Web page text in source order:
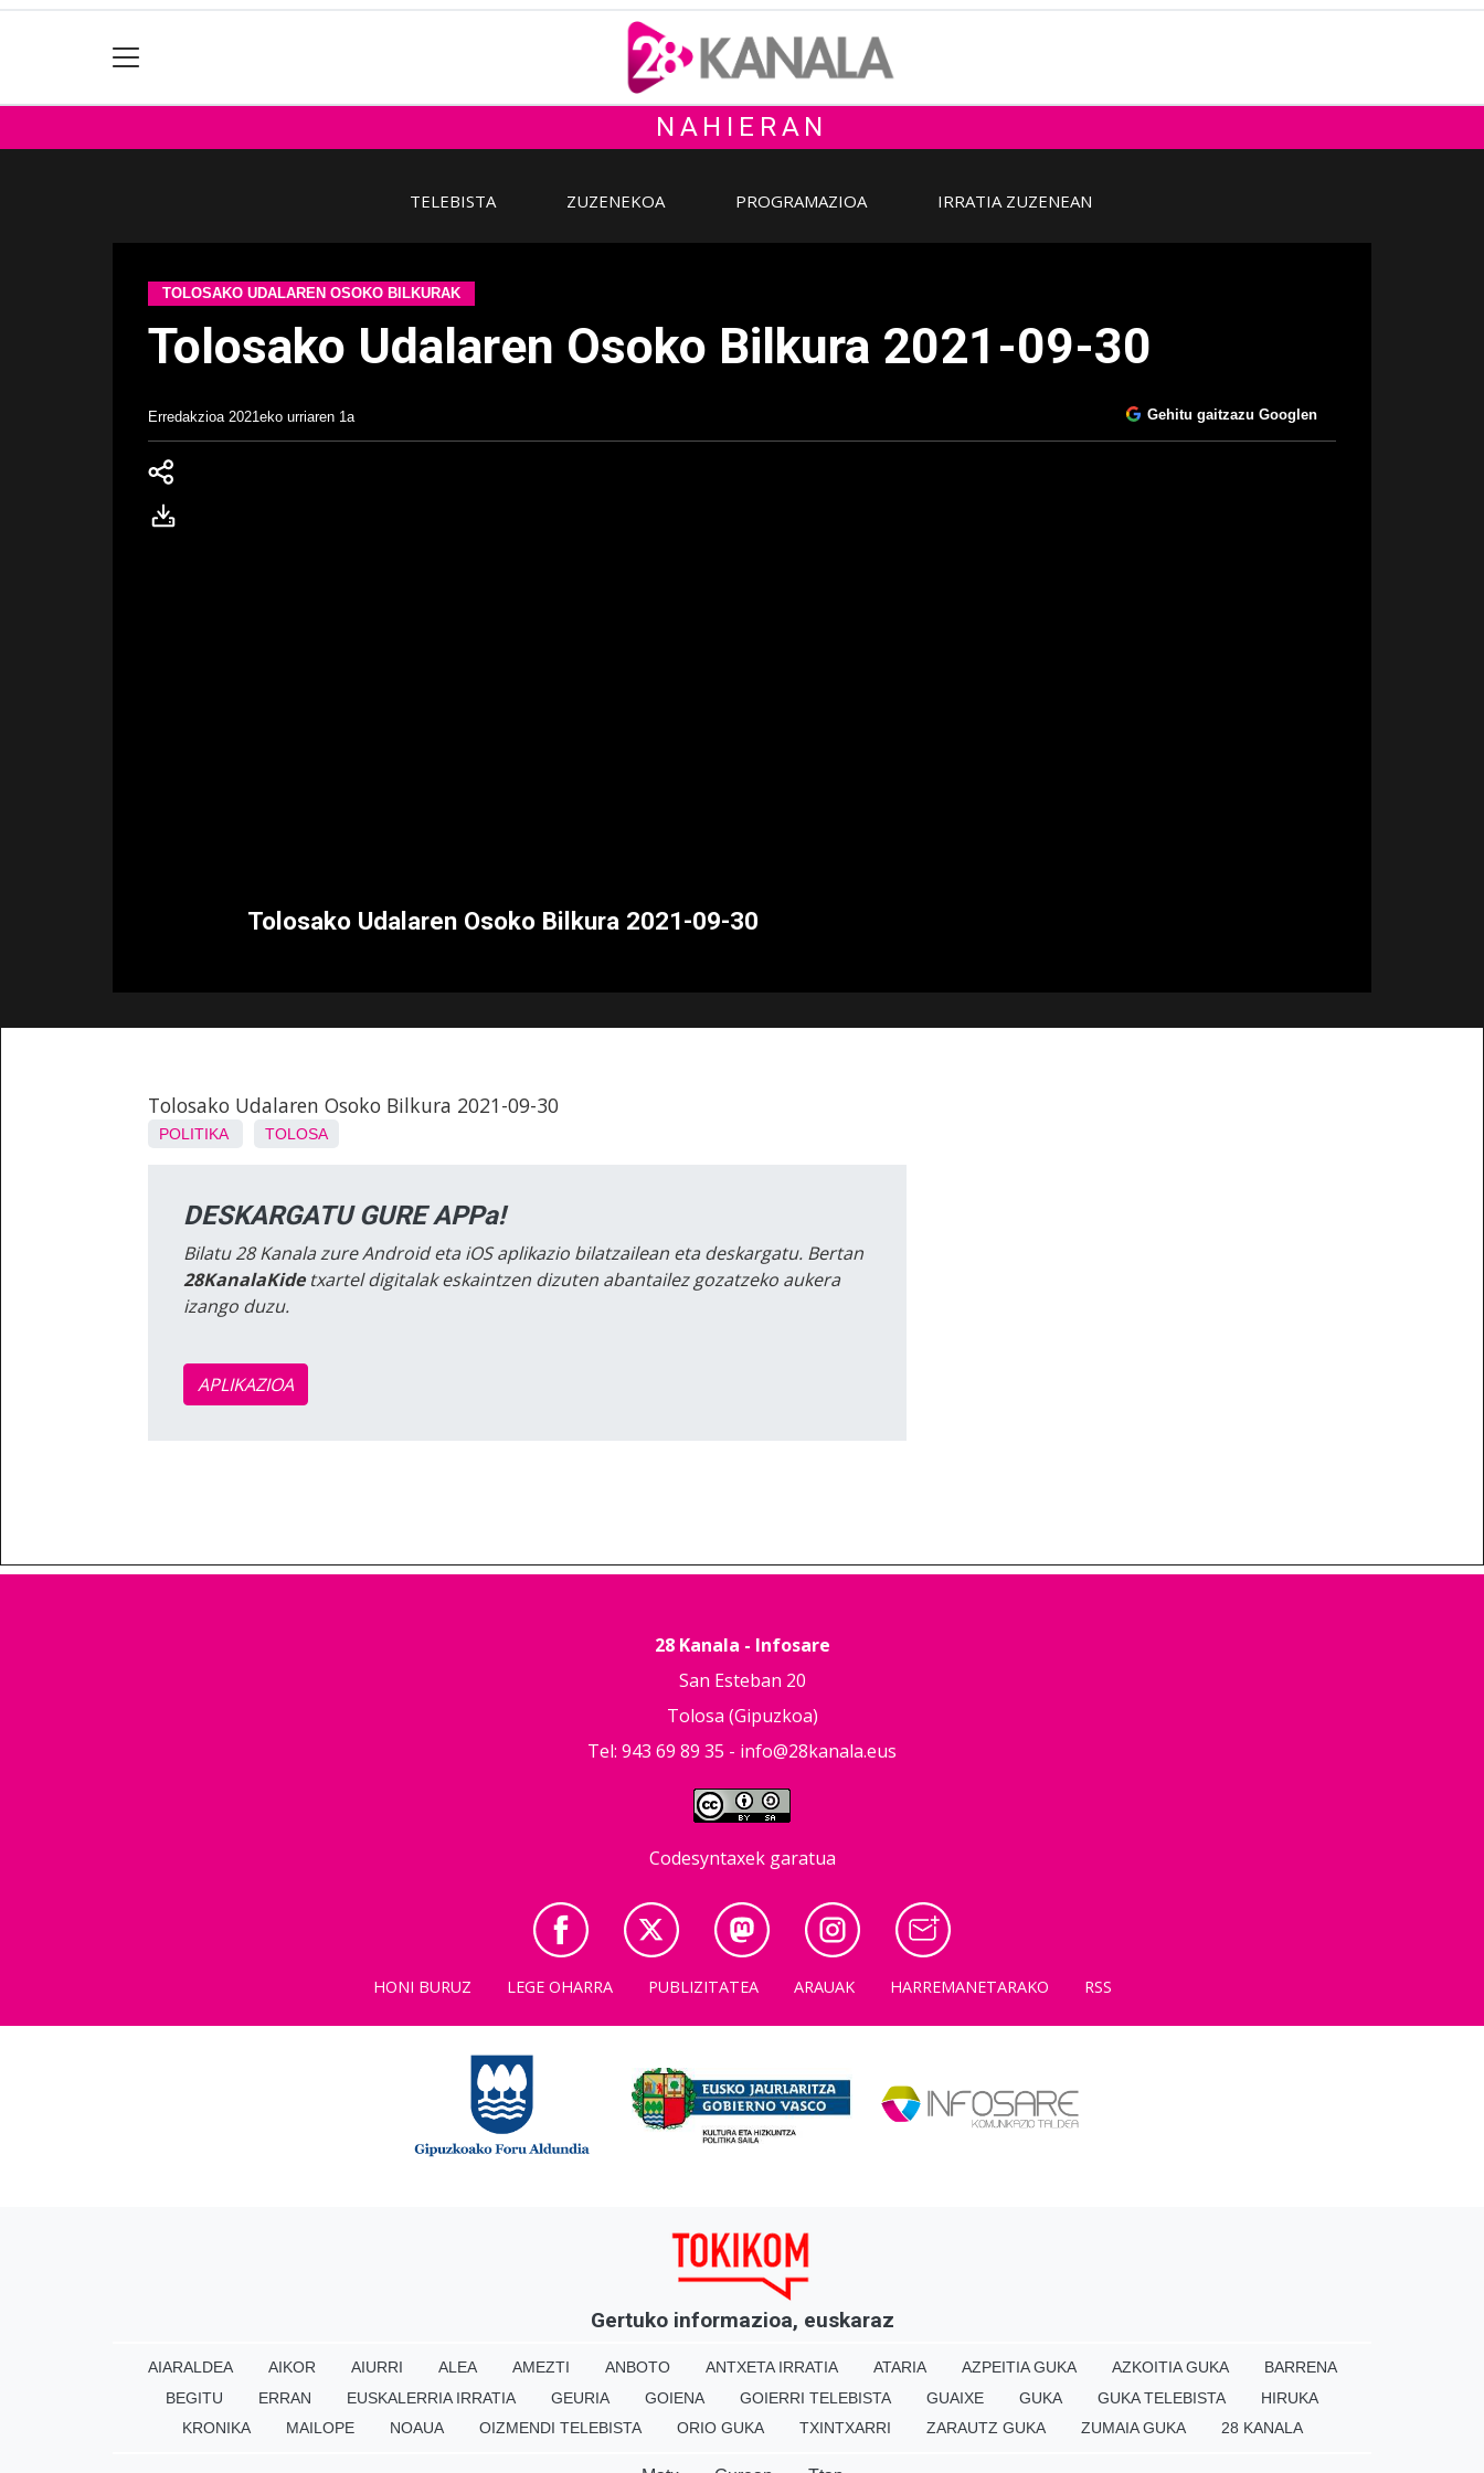
NAHIERAN
TELEBISTA ZUZENEKOA PROGRAMAZIOA IRRATIA ZUZENEAN
TOLOSAKO UDALAREN OSOKO BILKURAK
Tolosako Udalaren Osoko Bilkura 2021-09-30
Erredakzioa 2021eko urriaren 1a Gehitu gaitzazu Googlen
Tolosako Udalaren Osoko Bilkura 2021-09-30
Tolosako Udalaren Osoko Bilkura 2021-09-30
POLITIKA TOLOSA
DESKARGATU GURE APPa!
Bilatu 28 Kanala zure Android eta iOS aplikazio bilatzailean eta deskargatu. Bertan
28KanalaKidetxartel digitalak eskaintzen dizuten abantailez gozatzeko aukera
izango duzu.
APLIKAZIOA
28 Kanala - Infosare
San Esteban 20
Tolosa (Gipuzkoa)
Tel: 943 69 89 35 - info@28kanala.eus
Codesyntaxek garatua
HONI BURUZ LEGE OHARRA PUBLIZITATEA ARAUAK HARREMANETARAKO RSS
Gertuko informazioa, euskaraz
AIARALDEA AIKOR AIURRI ALEA AMEZTI ANBOTO ANTXETA IRRATIA ATARIA AZPEITIA GUKA AZKOITIA GUKA
BARRENA
BEGITU
ERRAN EUSKALERRIA IRRATIA GEURIA GOIENA GOIERRI TELEBISTA GUAIXE GUKA GUKA TELEBISTA
HIRUKA
KRONIKA
MAILOPE NOAUA OIZMENDI TELEBISTA ORIO GUKA TXINTXARRI ZARAUTZ GUKA ZUMAIA GUKA 28 KANALA